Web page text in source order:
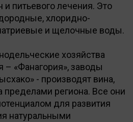
питьевого лечения. Это
хлоридно-
и щелочные воды.
хозяйства
– «Фанагория», заводы
- производят вина,
пределами региона. Все они
для развития
натуральными